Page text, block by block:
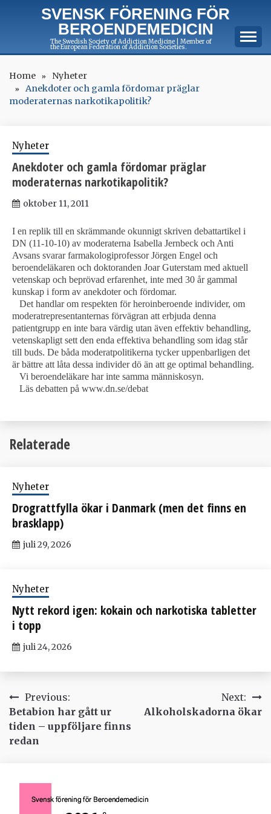
SVENSK FÖRENING FÖR
BEROENDEMEDICIN
The Swedish Society of Addiction Medicine | Member of
the European Federation of Addiction Societies.
Home
Nyheter
Anekdoter och gamla fördomar präglar
moderaternas narkotikapolitik?
Nyheter
Anekdoter och gamla fördomar präglar
moderaternas narkotikapolitik?
oktober 11, 2011
I en replik till en skrämmande okunnigt skriven debattartikel i
DN (11-10-10) av moderaterna Isabella Jernbeck och Anti
Avsans svarar farmakologiprofessor Jörgen Engel och
beroendeläkaren och doktoranden Joar Guterstam med aktuell
vetenskap och beprövad erfarenhet, inte med 30 år gammal
kunskap i form av anekdoter och fördomar.
Det handlar om respekten för heroinberoende individer, om
moderatrepresentanternas förvägran att erbjuda denna
patientgrupp en inte bara värdig utan även effektiv behandling,
vetenskapligt sett den enda effektiva behandling som idag står
till buds. De båda moderatpolitikerna tycker uppenbarligen det
är bättre att låta dessa individer dö än att ge optimal behandling.
Vi beroendeläkare har inte samma människosyn.
Läs debatten på www.dn.se/debat
Relaterade
Nyheter
Drograttfylla ökar i Danmark (men det finns en
brasklapp)
juli 29, 2026
Nyheter
Nytt rekord igen: kokain och narkotiska tabletter
i topp
juli 24, 2026
Inläggsnavigering
Previous:
Betabion har gått ur
tiden – uppföljare finns
redan
Next:
Alkoholskadorna ökar